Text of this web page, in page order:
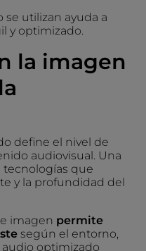
se utilizan ayuda a
y optimizado.
la imagen
define el nivel de
audiovisual. Una
tecnologías que
y la profundidad del
imagen permite
según el entorno,
optimizado